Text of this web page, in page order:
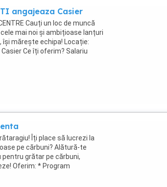
angajeaza Casier
Cauți un loc de muncă
mai noi și ambițioase lanțuri
mărește echipa! Locație:
Ce îți oferim? Salariu
Îți place să lucrezi la
pe cărbuni? Alătură-te
grătar pe cărbuni,
Oferim: * Program